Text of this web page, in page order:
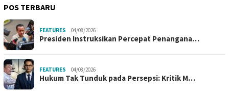
POS TERBARU
FEATURES 04/08/2026
Presiden Instruksikan Percepat Penangana…
FEATURES 04/08/2026
Hukum Tak Tunduk pada Persepsi: Kritik M…